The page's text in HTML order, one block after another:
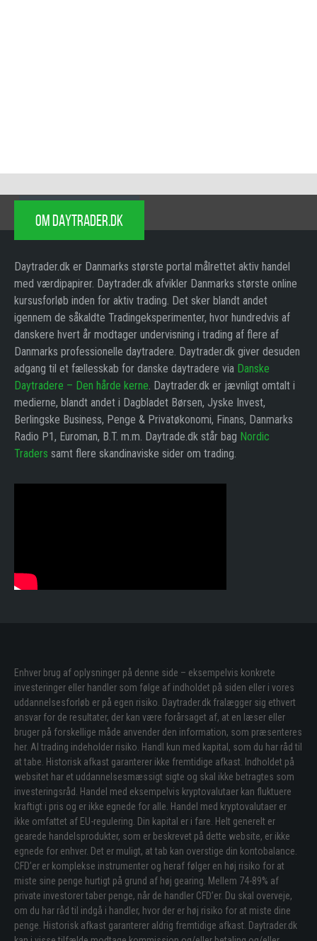
OM DAYTRADER.DK
Daytrader.dk er Danmarks største portal målrettet aktiv handel
med værdipapirer. Daytrader.dk afvikler Danmarks største online
kursusforløb inden for aktiv trading. Det sker blandt andet
igennem de såkaldte Tradingeksperimenter, hvor hundredvis af
danskere hvert år modtager undervisning i trading af flere af
Danmarks professionelle daytradere. Daytrader.dk giver desuden
adgang til et fællesskab for danske daytradere via Danske
Daytradere – Den hårde kerne. Daytrader.dk er jævnligt omtalt i
medierne, blandt andet i Dagbladet Børsen, Jyske Invest,
Berlingske Business, Penge & Privatøkonomi, Finans, Danmarks
Radio P1, Euroman, B.T. m.m. Daytrade.dk står bag Nordic
Traders samt flere skandinaviske sider om trading.
Enhver brug af oplysninger på denne side – eksempelvis konkrete
investeringer eller handler som følge af indholdet på siden eller i vores
uddannelsesforløb er på egen risiko. Daytrader.dk fralægger sig ethvert
ansvar for de resultater, der kan være forårsaget af, at en læser eller
bruger på forskellige måde anvender den information, som præsenteres
her. Al trading indeholder risiko. Handl kun med kapital, som du har råd til
at tabe. Historisk afkast garanterer ikke fremtidige afkast. Indholdet på
websitet har et uddannelsesmæssigt sigte og skal ikke betragtes som
investeringsråd. Handel med eksempelvis kryptovalutaer kan fluktuere
kraftigt i pris og er ikke egnede for alle. Handel med kryptovalutaer er
ikke omfattet af EU-regulering. Din kapital er i fare. Helt generelt er
gearede handelsprodukter, som er beskrevet på dette website, er ikke
egnede for enhver. Det er muligt, at tab kan overstige din kontobalance.
CFD’er er komplekse instrumenter og heraf følger en høj risiko for at
miste sine penge hurtigt på grund af høj gearing. Mellem 74-89% af
private investorer taber penge, når de handler CFD’er. Du skal overveje,
om du har råd til indgå i handler, hvor der er høj risiko for at miste dine
penge. Historisk afkast garanterer aldrig fremtidige afkast. Daytrader.dk